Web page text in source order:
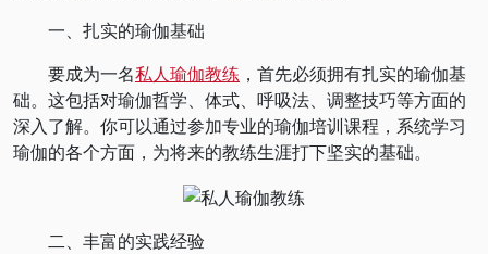
一、扎实的瑜伽基础
要成为一名私人瑜伽教练 ，首先必须拥有扎实的瑜伽基
础。这包括对瑜伽哲学、体式、呼吸法、调整技巧等方面的
深入了解。你可以通过参加专业的瑜伽培训课程，系统学习
瑜伽的各个方面，为将来的教练生涯打下坚实的基础。
二、丰富的实践经验